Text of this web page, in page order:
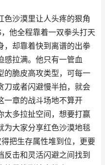
色沙漠里让人头疼的狠角
他全程靠着一双拳头打天
，却靠着快到离谱的出拳
感拉满。他只有一管血
的脆皮高攻类型，可每一
刀或者闪避慢半拍，就会
一章的战斗场地不算开
太多拉扯空间，想要打赢
为大家分享红色沙漠地毯
把生存属性堆到位，更要
击和灵活闪避之间找到